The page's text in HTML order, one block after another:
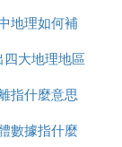
，主要培養
學、遙感技
作。
地理如何補
大地理地區
指什麼意思
數據指什麼